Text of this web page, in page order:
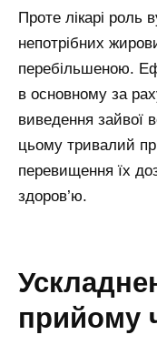
Проте лікарі роль
непотрібних
перебільшеною.
в основному за
виведення зайвої
цьому тривалий
перевищення їх
здоров’ю.
ускладнення на фоні
прийому